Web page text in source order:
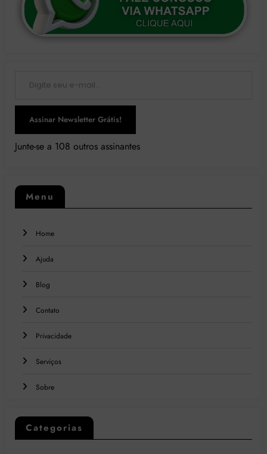
Assinar Newsletter Grátis!
Junte-se a 108 outros assinantes
Menu
Home
Ajuda
Blog
Contato
Privacidade
Serviços
Sobre
Categorias